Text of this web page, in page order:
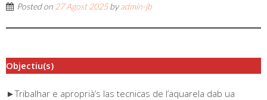
Posted on 27 Agost 2025byadmin-jb
Objectiu(s)
►Tribalhar e aproprià’s las tecnicas de l’aquarela dab ua